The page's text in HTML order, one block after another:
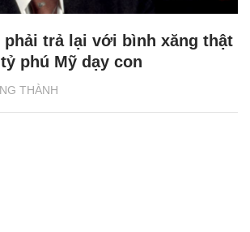
THÀNH
trả lại với bình xăng thật
phú Mỹ dạy con